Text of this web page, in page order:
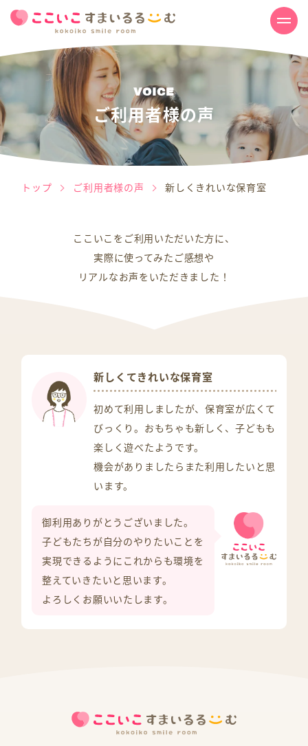
VOICE
ご利用者様の声
トップ ご利用者様の声 新しくきれいな保育室
ここいこをご利用いただいた方に、
実際に使ってみたご感想や
リアルなお声をいただきました！
新しくてきれいな保育室
初めて利用しましたが、保育室が広くて
びっくり。おもちゃも新しく、子どもも
楽しく遊べたようです。
機会がありましたらまた利用したいと思
います。
御利用ありがとうございました。
子どもたちが自分のやりたいことを
実現できるようにこれからも環境を
整えていきたいと思います。
よろしくお願いいたします。